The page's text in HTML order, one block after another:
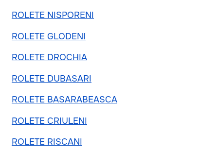
ROLETE NISPORENI
ROLETE GLODENI
ROLETE DROCHIA
ROLETE DUBASARI
ROLETE BASARABEASCA
ROLETE CRIULENI
ROLETE RISCANI